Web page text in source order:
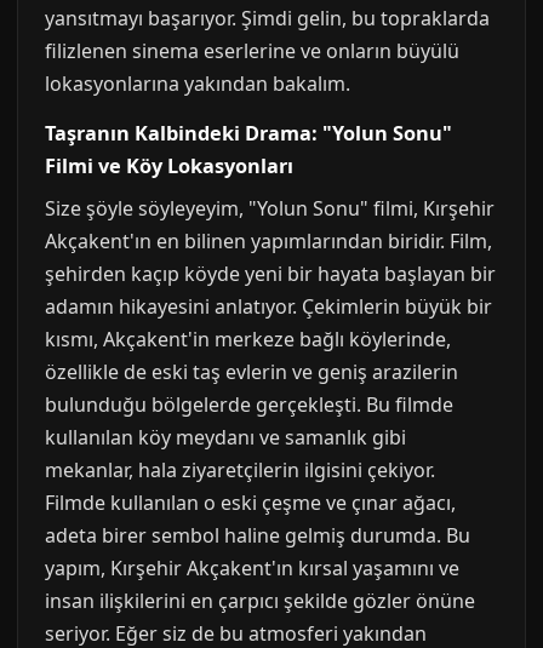
yansıtmayı başarıyor. Şimdi gelin, bu topraklarda
filizlenen sinema eserlerine ve onların büyülü
lokasyonlarına yakından bakalım.
Taşranın Kalbindeki Drama: "Yolun Sonu"
Filmi ve Köy Lokasyonları
Size şöyle söyleyeyim, "Yolun Sonu" filmi, Kırşehir
Akçakent'ın en bilinen yapımlarından biridir. Film,
şehirden kaçıp köyde yeni bir hayata başlayan bir
adamın hikayesini anlatıyor. Çekimlerin büyük bir
kısmı, Akçakent'in merkeze bağlı köylerinde,
özellikle de eski taş evlerin ve geniş arazilerin
bulunduğu bölgelerde gerçekleşti. Bu filmde
kullanılan köy meydanı ve samanlık gibi
mekanlar, hala ziyaretçilerin ilgisini çekiyor.
Filmde kullanılan o eski çeşme ve çınar ağacı,
adeta birer sembol haline gelmiş durumda. Bu
yapım, Kırşehir Akçakent'ın kırsal yaşamını ve
insan ilişkilerini en çarpıcı şekilde gözler önüne
seriyor. Eğer siz de bu atmosferi yakından